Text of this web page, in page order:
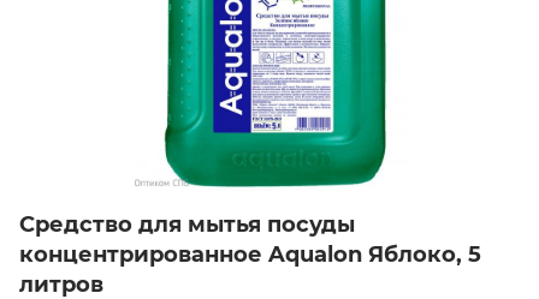
Средство для мытья посуды
концентрированное Aqualon Яблоко, 5
литров